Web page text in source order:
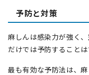
予防と対策
麻しんは感染力が強く
だけでは予防することは
最も有効な予防法は、